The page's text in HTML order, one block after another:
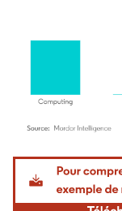
Image © Mordor